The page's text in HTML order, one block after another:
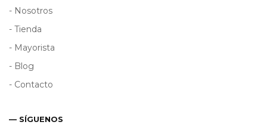
- Nosotros
- Tienda
- Mayorista
- Blog
- Contacto
— SÍGUENOS